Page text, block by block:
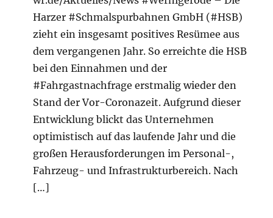
Harzer #Schmalspurbahnen GmbH (#HSB)
zieht ein insgesamt positives Resümee aus
dem vergangenen Jahr. So erreichte die HSB
bei den Einnahmen und der
#Fahrgastnachfrage erstmalig wieder den
Stand der Vor-Coronazeit. Aufgrund dieser
Entwicklung blickt das Unternehmen
optimistisch auf das laufende Jahr und die
großen Herausforderungen im Personal-,
Fahrzeug- und Infrastrukturbereich. Nach
[…]